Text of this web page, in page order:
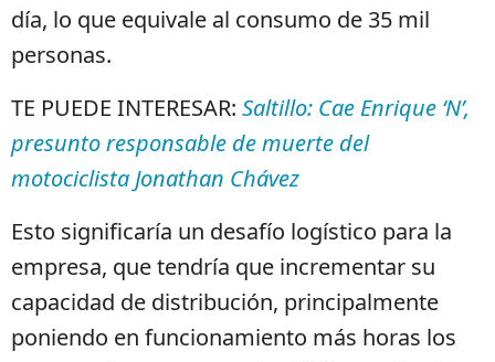
día, lo que equivale al consumo de 35 mil
personas.
TE PUEDE INTERESAR: Saltillo: Cae Enrique ‘N’,
presunto responsable de muerte del
motociclista Jonathan Chávez
Esto significaría un desafío logístico para la
empresa, que tendría que incrementar su
capacidad de distribución, principalmente
poniendo en funcionamiento más horas los